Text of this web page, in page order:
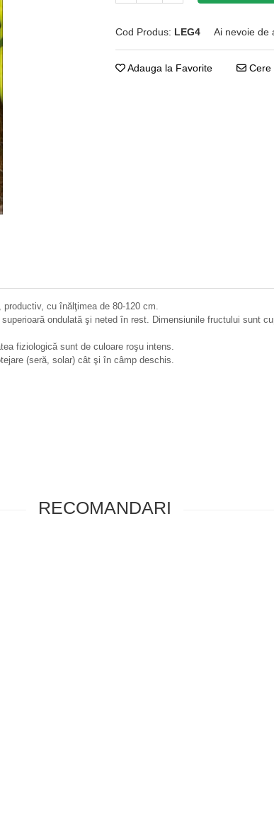
Cod Produs: LEG4 Ai nevoie de
Adauga la Favorite Cere
cu înălţimea de 80-120 cm.
ondulată şi neted în rest. Dimensiunile fructului sunt
fiziologică sunt de culoare roşu intens.
(seră, solar) cât şi în câmp deschis.
RECOMANDARI